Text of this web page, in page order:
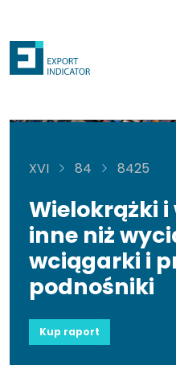
XVI 84 8425
Wielokrążki
inne niż
wciągarki i
podnośniki
Kup raport